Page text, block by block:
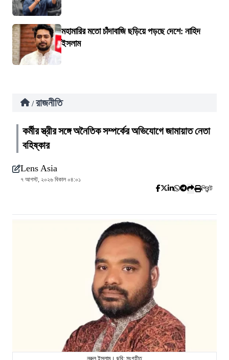
মহামারির মতো চাঁদাবাজি ছড়িয়ে পড়ছে দেশে: নাহিদ
ইসলাম
/ রাজনীতি
কর্মীর স্ত্রীর সঙ্গে অনৈতিক সম্পর্কের অভিযোগে জামায়াত নেতা
বহিষ্কার
Lens Asia
৭ আগস্ট, ২০২৬ বিকাল ০৪:০১
প্রিন্ট
নুরুল ইসলাম। ছবি: সংগৃহীত